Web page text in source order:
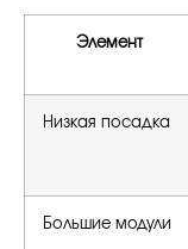
Элемент
Низкая посадка
Большие модули